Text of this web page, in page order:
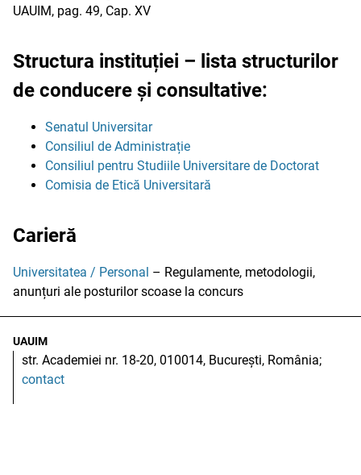
UAUIM, pag. 49, Cap. XV
Structura instituției – lista structurilor
de conducere și consultative:
Senatul Universitar
Consiliul de Administrație
Consiliul pentru Studiile Universitare de Doctorat
Comisia de Etică Universitară
Carieră
Universitatea / Personal – Regulamente, metodologii,
anunțuri ale posturilor scoase la concurs
UAUIM
str. Academiei nr. 18-20, 010014, București, România;
contact